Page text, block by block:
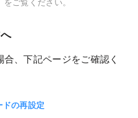
をご覧ください。
、下記ページをご確認く
ドの再設定